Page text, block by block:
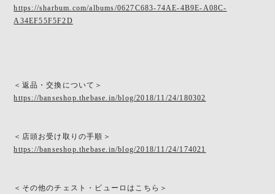
https://sharbum.com/albums/0627C683-74AE-4B9E-A08C-
A34EF55F5F2D
＜返品・交換について＞
https://banseshop.thebase.in/blog/2018/11/24/180302
＜店頭お受け取りの手順＞
https://banseshop.thebase.in/blog/2018/11/24/174021
＜その他のチェスト・ビューロはこちら＞